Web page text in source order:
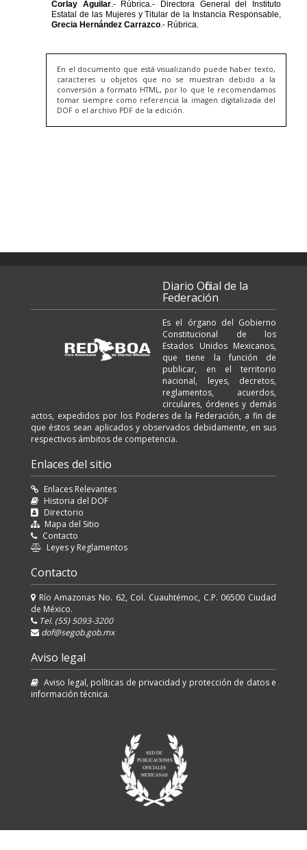
En el documento que está visualizando puede haber texto,
caracteres u objetos que no se muestran debido a la
conversión a formato HTML, por lo que le recomendamos
tomar siempre como referencia la imagen digitalizada del
DOF o el archivo PDF de la edición.
Diario Oficial de la
Federación
Es el órgano del Gobierno
Constitucional de los
Estados Unidos Mexicanos,
que tiene la función de
publicar, en el territorio
nacional, leyes, decretos,
reglamentos, acuerdos,
circulares, órdenes y demás
actos, expedidos por los Poderes de la Federación, a fin de
que éstos sean aplicados y observados debidamente, en sus
respectivos ámbitos de competencia.
Enlaces del sitio
Enlaces Relevantes
Historia del DOF
Directorio
Mapa del Sitio
Contacto
Leyes y Reglamentos
Contacto
Río Amazonas No. 62, Col. Cuauhtémoc, C.P. 06500 Ciudad
de México.
Tel. (55) 5093-3200
dof@segob.gob.mx
Aviso legal
Aviso legal, políticas de privacidad y protección de datos e
información técnica.